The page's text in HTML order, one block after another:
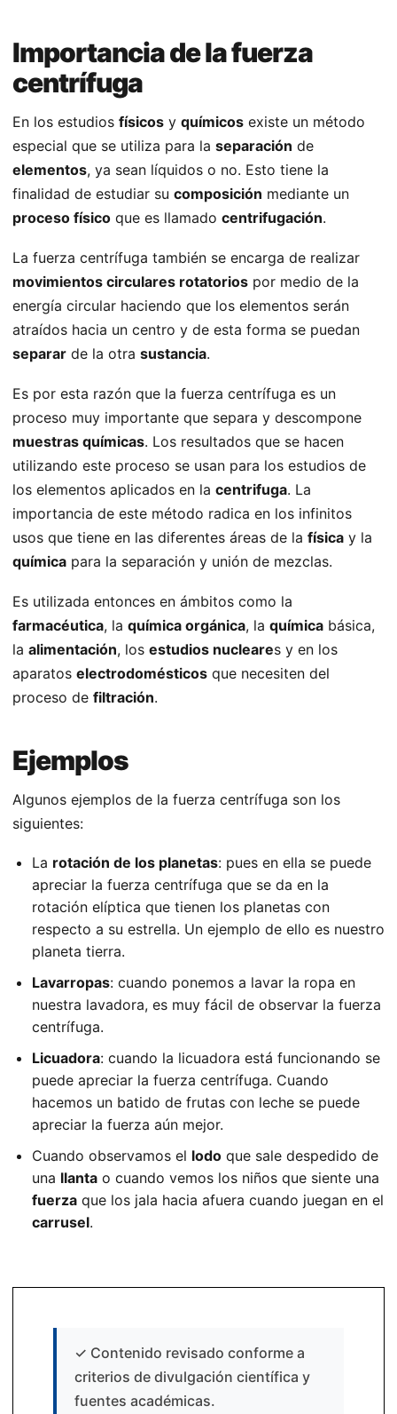
Importancia de la fuerza
centrífuga
En los estudios físicos y químicos existe un método
especial que se utiliza para la separación de
elementos, ya sean líquidos o no. Esto tiene la
finalidad de estudiar su composición mediante un
proceso físico que es llamado centrifugación.
La fuerza centrífuga también se encarga de realizar
movimientos circulares rotatorios por medio de la
energía circular haciendo que los elementos serán
atraídos hacia un centro y de esta forma se puedan
separar de la otra sustancia.
Es por esta razón que la fuerza centrífuga es un
proceso muy importante que separa y descompone
muestras químicas. Los resultados que se hacen
utilizando este proceso se usan para los estudios de
los elementos aplicados en la centrifuga. La
importancia de este método radica en los infinitos
usos que tiene en las diferentes áreas de la física y la
química para la separación y unión de mezclas.
Es utilizada entonces en ámbitos como la
farmacéutica, la química orgánica, la química básica,
la alimentación, los estudios nucleares y en los
aparatos electrodomésticos que necesiten del
proceso de filtración.
Ejemplos
Algunos ejemplos de la fuerza centrífuga son los
siguientes:
La rotación de los planetas: pues en ella se puede
apreciar la fuerza centrífuga que se da en la
rotación elíptica que tienen los planetas con
respecto a su estrella. Un ejemplo de ello es nuestro
planeta tierra.
Lavarropas: cuando ponemos a lavar la ropa en
nuestra lavadora, es muy fácil de observar la fuerza
centrífuga.
Licuadora: cuando la licuadora está funcionando se
puede apreciar la fuerza centrífuga. Cuando
hacemos un batido de frutas con leche se puede
apreciar la fuerza aún mejor.
Cuando observamos el lodo que sale despedido de
una llanta o cuando vemos los niños que siente una
fuerza que los jala hacia afuera cuando juegan en el
carrusel.
✓ Contenido revisado conforme a
criterios de divulgación científica y
fuentes académicas.